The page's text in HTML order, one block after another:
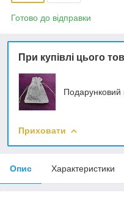
Готово до відправки
При купівлі цього
Подарунковий
Приховати
Опис Характеристики